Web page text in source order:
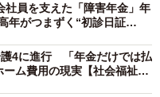
員を支えた「障害年金」年
がつまずく“初診日証
4に進行 「年金だけでは払
ム費用の現実【社会福祉士